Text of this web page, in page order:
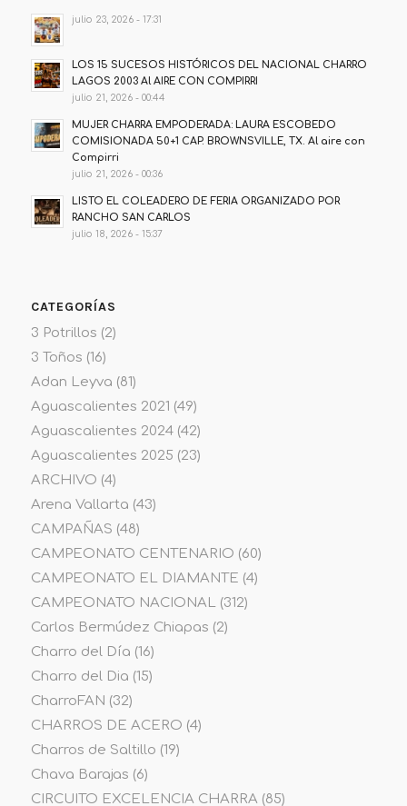
julio 23, 2026 - 17:31
LOS 15 SUCESOS HISTÓRICOS DEL NACIONAL CHARRO
LAGOS 2003 Al AIRE CON COMPIRRI
julio 21, 2026 - 00:44
MUJER CHARRA EMPODERADA: LAURA ESCOBEDO
COMISIONADA 50+1 CAP. BROWNSVILLE, TX. Al aire con
Compirri
julio 21, 2026 - 00:36
LISTO EL COLEADERO DE FERIA ORGANIZADO POR
RANCHO SAN CARLOS
julio 18, 2026 - 15:37
CATEGORÍAS
3 Potrillos (2)
3 Toños (16)
Adan Leyva (81)
Aguascalientes 2021 (49)
Aguascalientes 2024(42)
Aguascalientes 2025 (23)
ARCHIVO (4)
Arena Vallarta (43)
CAMPAÑAS (48)
CAMPEONATO CENTENARIO (60)
CAMPEONATO EL DIAMANTE (4)
CAMPEONATO NACIONAL(312)
Carlos Bermúdez Chiapas (2)
Charro del Día (16)
Charro del Dia (15)
CharroFAN (32)
CHARROS DE ACERO (4)
Charros de Saltillo (19)
Chava Barajas (6)
CIRCUITO EXCELENCIA CHARRA(85)